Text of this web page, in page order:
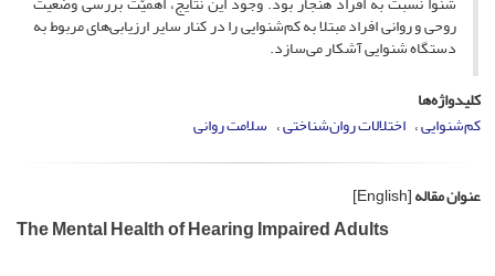
روحی و روانی افراد مبتلا به کم‌شنوایی را در کنار سایر ارزیابی‌های مربوط به
دستگاه شنوایی آشکار می‌سازد.
کلیدواژه‌ها
کم‌شنوایی اختلالات روان‌شناختی سلامت روانی
عنوان مقاله[English]
The Mental Health of Hearing Impaired Adults